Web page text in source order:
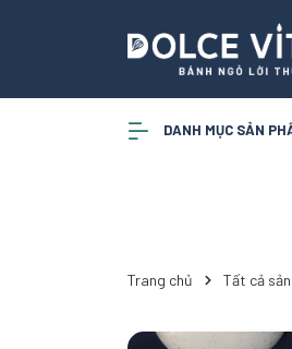
DANH MỤC SẢN
Trang chủ Tất cả